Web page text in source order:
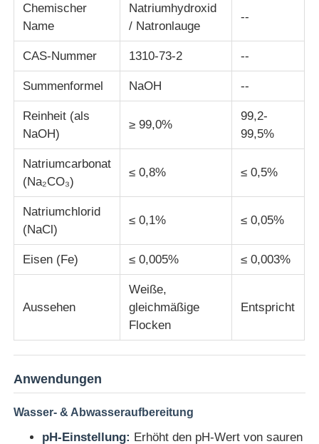
Chlorverbindung
Erdöl-Zusätze
Chemische Füllstoffe
Chemikalien für Mineralprozesse
Lebensmittelzusatzstoffe
Metallurgische Chemikalien
Elektronik-Rohstoff
Wasserreinigungsmittel
Chemischer
Name
Natriumhydroxid
/ Natronlauge
--
CAS-Nummer 1310-73-2 --
Summenformel NaOH --
Reinheit (als
NaOH)
≥ 99,0%
99,2-
99,5%
Natriumcarbonat
(Na₂CO₃)
≤ 0,8% ≤ 0,5%
Natriumchlorid
(NaCl)
≤ 0,1% ≤ 0,05%
Eisen (Fe) ≤ 0,005% ≤ 0,003%
Aussehen
Weiße,
gleichmäßige
Flocken
Entspricht
Anwendungen
Wasser- & Abwasseraufbereitung
pH-Einstellung: Erhöht den pH-Wert von sauren